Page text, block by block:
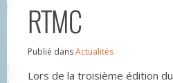
RTMC
Publié dansActualités
Lors de la troisième édition du